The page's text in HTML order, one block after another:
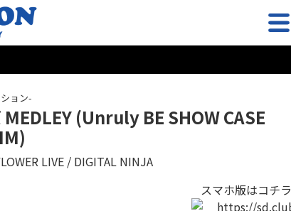
ョン-
(Unruly BE SHOW CASE
LIVE
DIGITAL NINJA
スマホ版はコチラ